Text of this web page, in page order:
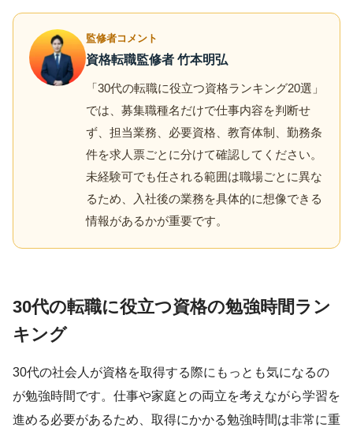
監修者コメント
資格転職監修者 竹本明弘
「30代の転職に役立つ資格ランキング20選」
では、募集職種名だけで仕事内容を判断せ
ず、担当業務、必要資格、教育体制、勤務条
件を求人票ごとに分けて確認してください。
未経験可でも任される範囲は職場ごとに異な
るため、入社後の業務を具体的に想像できる
情報があるかが重要です。
30代の転職に役立つ資格の勉強時間ラン
キング
30代の社会人が資格を取得する際にもっとも気になるの
が勉強時間です。仕事や家庭との両立を考えながら学習を
進める必要があるため、取得にかかる勉強時間は非常に重